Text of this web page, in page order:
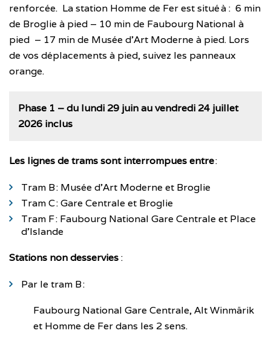
renforcée. La station Homme de Fer est situé à : 6 min
de Broglie à pied – 10 min de Faubourg National à
pied – 17 min de Musée d’Art Moderne à pied. Lors
de vos déplacements à pied, suivez les panneaux
orange.
Phase 1 – du lundi 29 juin au vendredi 24 juillet
2026 inclus
Les lignes de trams sont interrompues entre:
Tram B : Musée d’Art Moderne et Broglie
Tram C : Gare Centrale et Broglie
Tram F : Faubourg National Gare Centrale et Place
d’Islande
Stations non desservies:
Par le tram B :
Faubourg National Gare Centrale, Alt Winmärik
et Homme de Fer dans les 2 sens.